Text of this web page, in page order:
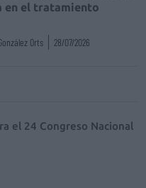
en el tratamiento
Orts 28/07/2026
el 24 Congreso Nacional